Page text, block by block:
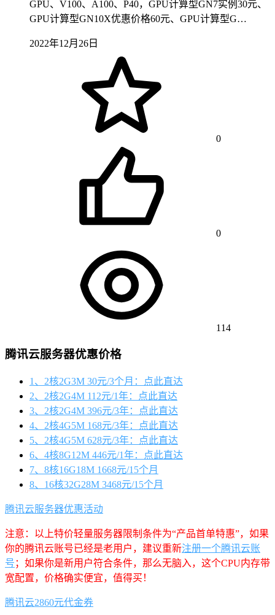
GPU、V100、A100、P40，GPU计算型GN7实例30元、
GPU计算型GN10X优惠价格60元、GPU计算型G…
2022年12月26日
0
0
114
腾讯云服务器优惠价格
1、2核2G3M 30元/3个月：点此直达
2、2核2G4M 112元/1年：点此直达
3、2核2G4M 396元/3年：点此直达
4、2核4G5M 168元/3年：点此直达
5、2核4G5M 628元/3年：点此直达
6、4核8G12M 446元/1年：点此直达
7、8核16G18M 1668元/15个月
8、16核32G28M 3468元/15个月
腾讯云服务器优惠活动
注意：以上特价轻量服务器限制条件为“产品首单特惠”，如果
你的腾讯云账号已经是老用户，建议重新注册一个腾讯云账
号 ；如果你是新用户符合条件，那么无脑入，这个CPU内存带
宽配置，价格确实便宜，值得买！
腾讯云2860元代金券